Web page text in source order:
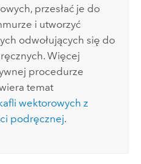
przesłać je do
i utworzyć
odwołujących się do
Więcej
procedurze
temat
wektorowych z
podręcznej.